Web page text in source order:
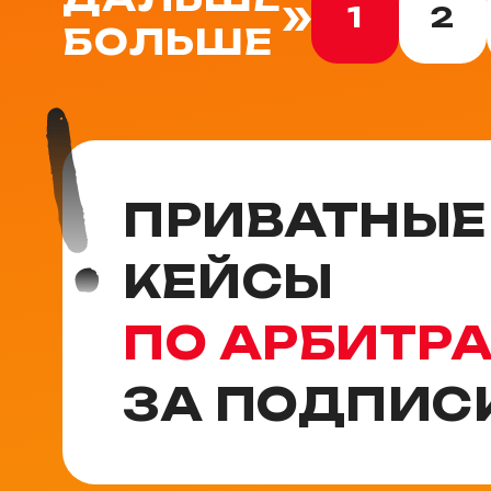
БОЛЬШЕ
1 2
ПРИВАТНЫЕ
КЕЙСЫ
ПО
ЗА